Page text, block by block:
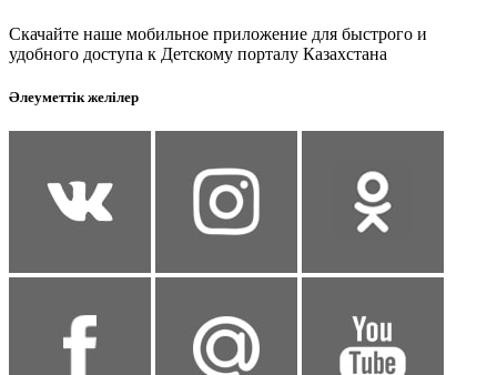
Скачайте наше мобильное приложение для быстрого и
удобного доступа к Детскому порталу Казахстана
Әлеуметтік желілер